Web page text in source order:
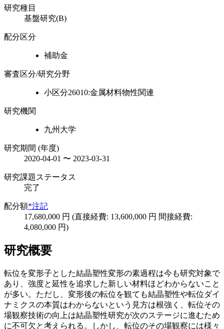
研究種目
基盤研究(B)
配分区分
補助金
審査区分/研究分野
小区分26010:金属材料物性関連
研究機関
九州大学
研究期間 (年度)
2020-04-01 〜 2023-03-31
研究課題ステータス
完了
配分額*注記
17,680,000 円 (直接経費: 13,600,000 円 間接経費:
4,080,000 円)
研究概要
転位を変形子とした結晶塑性変形の素過程は今も研究対象で
あり、強度と延性を追求した新しい材料ほどわからないこと
が多い。ただし、変形後の転位を観ても結晶塑性や転位ダイ
ナミクスの本質はわからないという見方は根強く、転位その
場観察技術の向上は結晶塑性研究が次のステージに進むため
に不可欠と考えられる。しかし、転位のその場観察には様々